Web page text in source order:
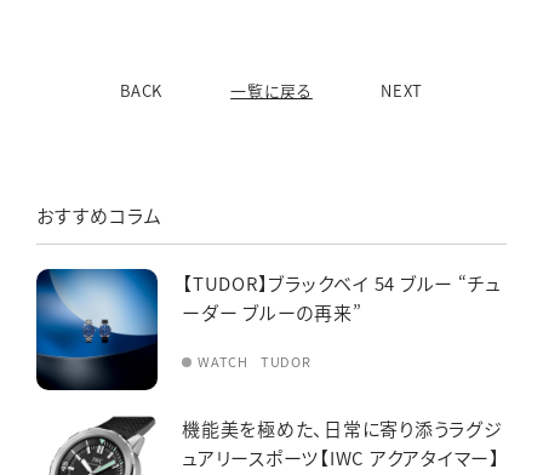
BACK 一覧に戻る NEXT
おすすめコラム
【TUDOR】ブラックベイ 54 ブルー “チュ
ーダー ブルーの再来”
WATCH TUDOR
機能美を極めた、日常に寄り添うラグジ
ュアリースポーツ【IWC アクアタイマー】